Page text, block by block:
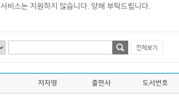
비스는 지원하지 않습니다. 양해 부탁드립니다.
전체보기
저자명 출판사 도서번호